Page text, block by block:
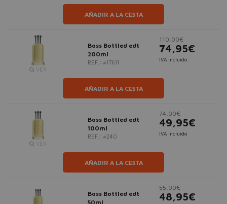
AÑADIR A LA CESTA
VER
Boss Bottled edt
200ml
REF.: #17611
110,00€
74,95€
IVA incluido
AÑADIR A LA CESTA
VER
Boss Bottled edt
100ml
REF.: #240
74,00€
49,95€
IVA incluido
AÑADIR A LA CESTA
Boss Bottled edt
50ml
55,00€
48,95€